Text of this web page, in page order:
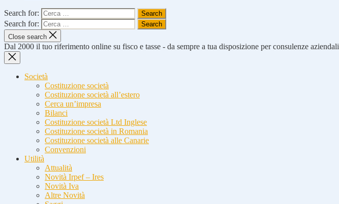
Search for:
Search for:
Close search
Dal 2000 il tuo riferimento online su fisco e tasse - da sempre a tua disposizione per consulenze aziendali
Società
Costituzione società
Costituzione società all’estero
Cerca un’impresa
Bilanci
Costituzione società Ltd Inglese
Costituzione società in Romania
Costituzione società alle Canarie
Convenzioni
Utilità
Attualità
Novità Irpef – Ires
Novità Iva
Altre Novità